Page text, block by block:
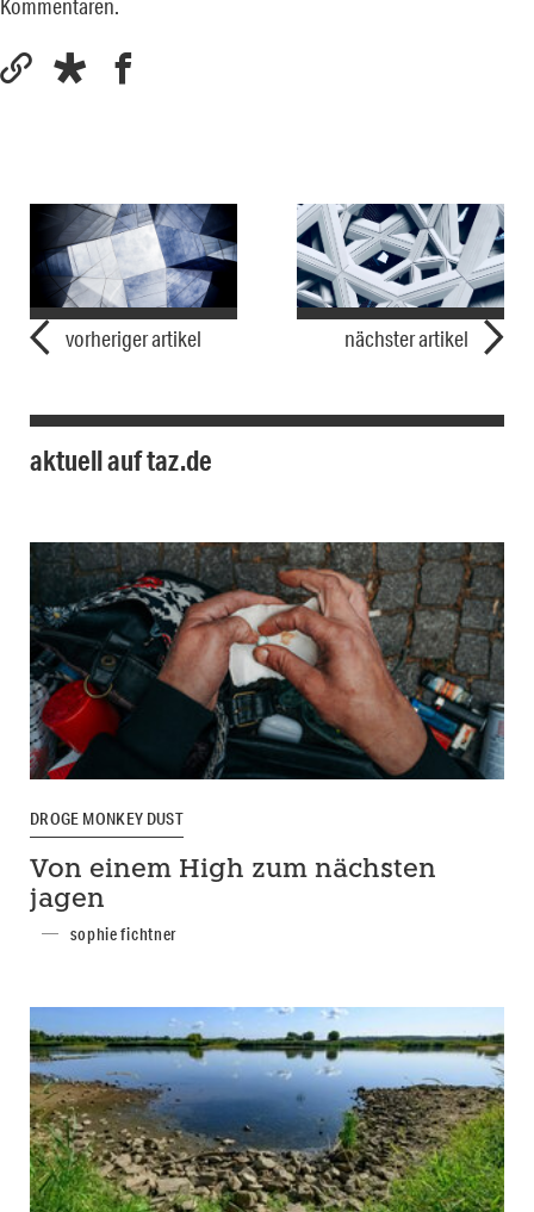
Kommentaren.
vorheriger artikel nächster artikel
aktuell auf taz.de
DROGE MONKEY DUST
Von einem High zum nächsten
jagen
sophie fichtner